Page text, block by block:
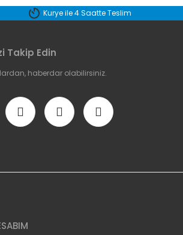
Kurye ile 4 Saatte Teslim
Takip Edin
haberdar olabilirsiniz.